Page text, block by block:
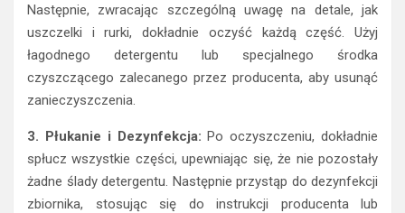
Następnie, zwracając szczególną uwagę na detale, jak
uszczelki i rurki, dokładnie oczyść każdą część. Użyj
łagodnego detergentu lub specjalnego środka
czyszczącego zalecanego przez producenta, aby usunąć
zanieczyszczenia.
3. Płukanie i Dezynfekcja: Po oczyszczeniu, dokładnie
spłucz wszystkie części, upewniając się, że nie pozostały
żadne ślady detergentu. Następnie przystąp do dezynfekcji
zbiornika, stosując się do instrukcji producenta lub